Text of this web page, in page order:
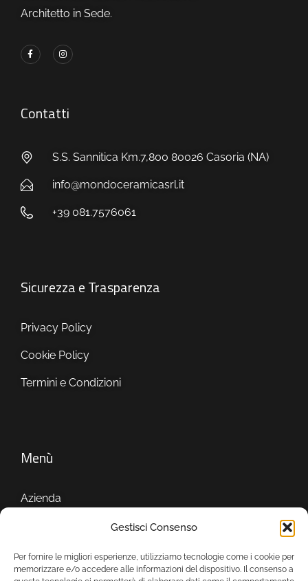
Gestisci Consenso
Per fornire le migliori esperienze, utilizziamo tecnologie come i cookie per
memorizzare e/o accedere alle informazioni del dispositivo. Il consenso a
Architetto in Sede.
Contatti
S.S. Sannitica Km.7,800 80026 Casoria (NA)
info@mondoceramicasrl.it
+39 081.7576061
Sicurezza e Trasparenza
Privacy Policy
Cookie Policy
Termini e Condizioni
Menù
Azienda
Showroom